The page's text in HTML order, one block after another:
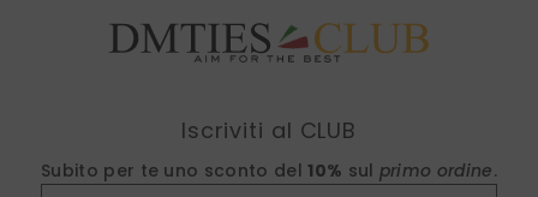
Iscriviti al CLUB
Subito per te uno sconto del 10% sul primo ordine.